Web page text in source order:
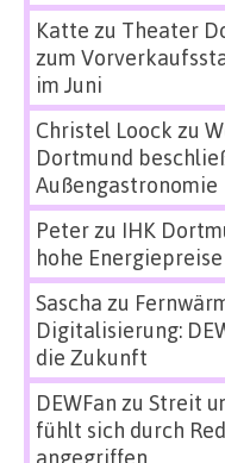
Katte zu Theater
zum
im Juni
Christel Loock zu
Dortmund
Außengastronomie
Peterzu IHK
hohe
Sascha zu
Digitalisierung:
die Zukunft
DEWFan zu Streit
fühlt sich durch
angegriffen